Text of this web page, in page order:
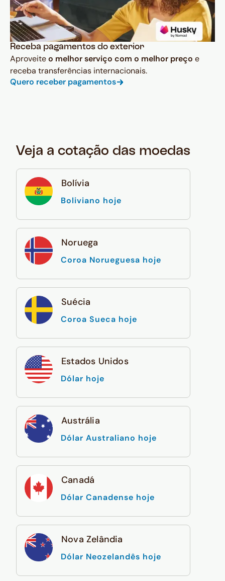
Receba pagamentos do exterior
Aproveiteo melhor serviço com o melhor preço e
receba transferências internacionais.
Quero receber pagamentos
Veja a cotação das moedas
Bolívia
Boliviano hoje
Noruega
Coroa Norueguesa hoje
Suécia
Coroa Sueca hoje
Estados Unidos
Dólar hoje
Austrália
Dólar Australiano hoje
Canadá
Dólar Canadense hoje
Nova Zelândia
Dólar Neozelandês hoje